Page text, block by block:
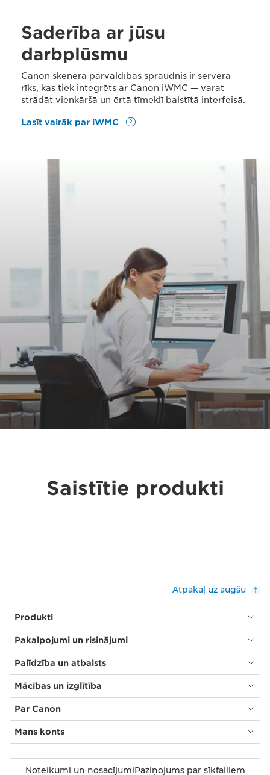
Saderība ar jūsu
darbplūsmu
Canon skenera pārvaldības spraudnis ir servera
rīks, kas tiek integrēts ar Canon iWMC — varat
strādāt vienkāršā un ērtā tīmeklī balstītā interfeisā.
Lasīt vairāk par iWMC
Saistītie produkti
Atpakaļ uz augšu
Produkti
Pakalpojumi un risinājumi
Palīdzība un atbalsts
Mācības un izglītība
Par Canon
Mans konts
Noteikumi un nosacījumiPaziņojums par sīkfailiem